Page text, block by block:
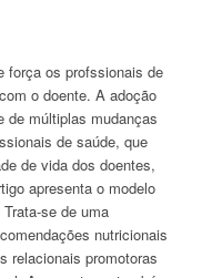
força os profssionais de
o doente. A adoção
de múltiplas mudanças
de saúde, que
de vida dos doentes,
apresenta o modelo
se de uma
nutricionais
relacionais promotoras